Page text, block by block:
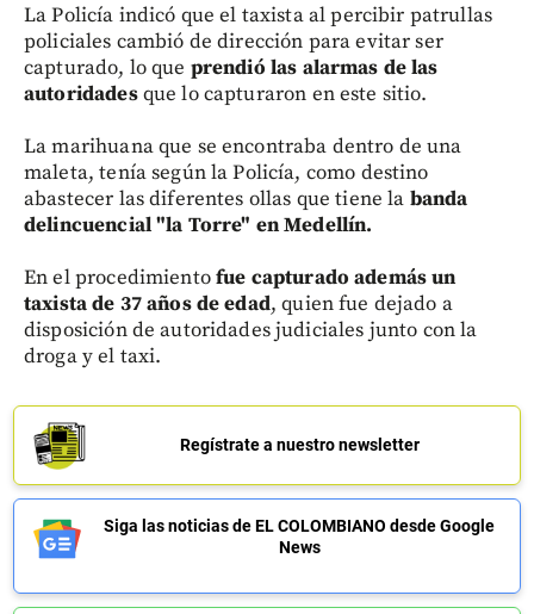
La Policía indicó que el taxista al percibir patrullas
policiales cambió de dirección para evitar ser
capturado, lo que prendió las alarmas de las
autoridadesque lo capturaron en este sitio.
La marihuana que se encontraba dentro de una
maleta, tenía según la Policía, como destino
abastecer las diferentes ollas que tiene la banda
delincuencial "la Torre" en Medellín.
En el procedimientofue capturado además un
taxista de 37 años de edad, quien fue dejado a
disposición de autoridades judiciales junto con la
droga y el taxi.
Regístrate a nuestro newsletter
Siga las noticias de EL COLOMBIANO desde Google
News